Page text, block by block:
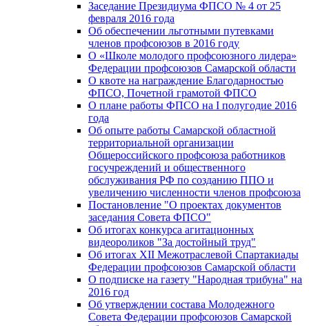
Заседание Президиума ФПСО № 4 от 25
февраля 2016 года
Об обеспечении льготными путевками
членов профсоюзов в 2016 году
О «Школе молодого профсоюзного лидера»
Федерации профсоюзов Самарской области
О квоте на награждение Благодарностью
ФПСО, Почетной грамотой ФПСО
О плане работы ФПСО на I полугодие 2016
года
Об опыте работы Самарской областной
территориальной организации
Общероссийского профсоюза работников
госучреждений и общественного
обслуживания РФ по созданию ППО и
увеличению численности членов профсоюза
Постановление "О проектах документов
заседания Совета ФПСО"
Об итогах конкурса агитационных
видеороликов "За достойный труд"
Об итогах XII Межотраслевой Спартакиады
Федерации профсоюзов Самарской области
О подписке на газету "Народная трибуна" на
2016 год
Об утверждении состава Молодежного
Совета Федерации профсоюзов Самарской